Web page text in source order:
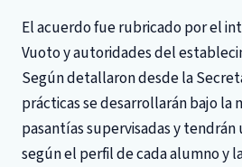
El acuerdo fue rubricado por el
Vuoto y autoridades del
Según detallaron desde la
prácticas se desarrollarán bajo la
pasantías supervisadas y
según el perfil de cada alumno y